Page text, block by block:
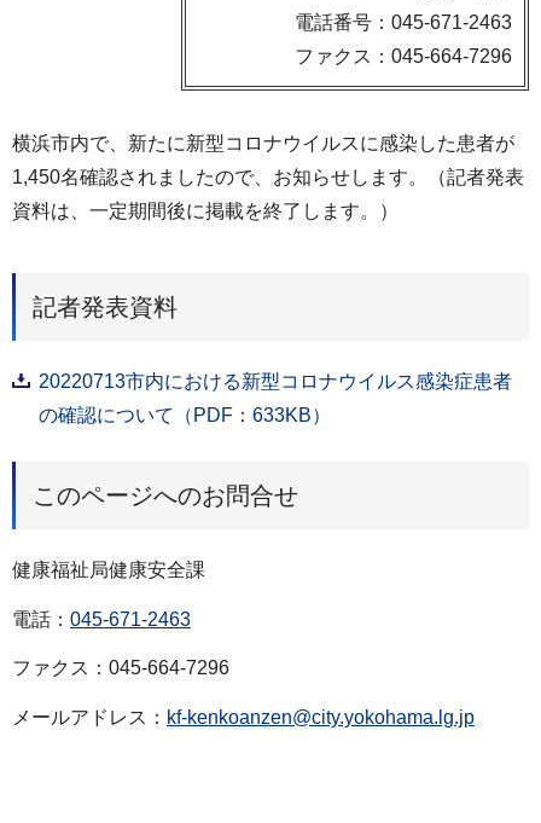
電話番号：045-671-2463
ファクス：045-664-7296
横浜市内で、新たに新型コロナウイルスに感染した患者が
1,450名確認されましたので、お知らせします。（記者発表
資料は、一定期間後に掲載を終了します。）
記者発表資料
20220713市内における新型コロナウイルス感染症患者
の確認について（PDF：633KB）
このページへのお問合せ
健康福祉局健康安全課
電話： 045-671-2463
ファクス：045-664-7296
メールアドレス： kf-kenkoanzen@city.yokohama.lg.jp